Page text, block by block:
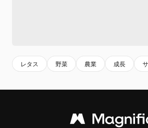
レタス 野菜 農業 成長